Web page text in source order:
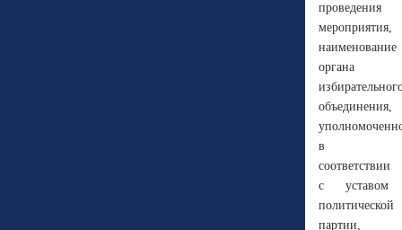
проведения
мероприятия,
наименование
органа
объединения,
в
соответствии
с уставом
политической
партии,